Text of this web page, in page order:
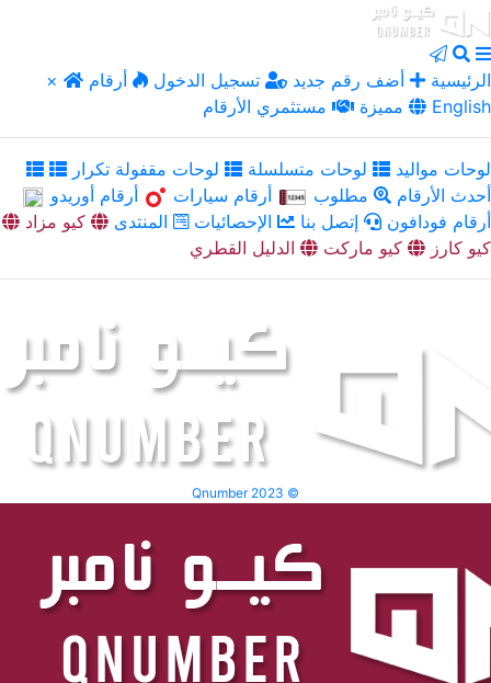
× الرئيسية أضف رقم جديد تسجيل الدخول
أرقام
مميزة
مستثمري الأرقام English
لوحات مواليد لوحات متسلسلة
لوحات مقفولة تكرار
أحدث الأرقام
مطلوب أرقام سيارات
أرقام أوريدو
أرقام فودافون
إتصل بنا الإحصائيات المنتدى
كيو مزاد
كيو كارز
كيو ماركت الدليل القطري
Qnumber 2023 ©